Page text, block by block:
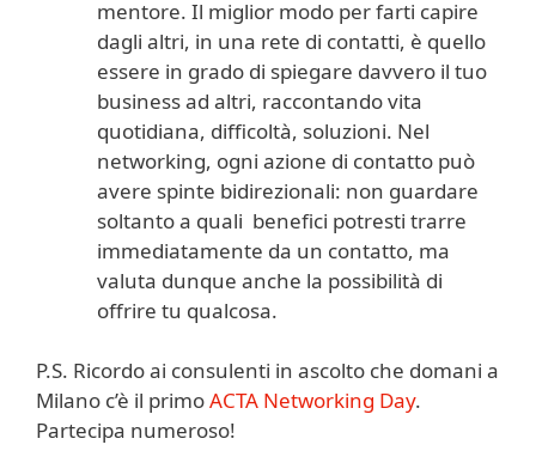
mentore. Il miglior modo per farti capire
dagli altri, in una rete di contatti, è quello
essere in grado di spiegare davvero il tuo
business ad altri, raccontando vita
quotidiana, difficoltà, soluzioni. Nel
networking, ogni azione di contatto può
avere spinte bidirezionali: non guardare
soltanto a quali benefici potresti trarre
immediatamente da un contatto, ma
valuta dunque anche la possibilità di
offrire tu qualcosa.
P.S. Ricordo ai consulenti in ascolto che domani a
Milano c’è il primoACTA Networking Day.
Partecipa numeroso!